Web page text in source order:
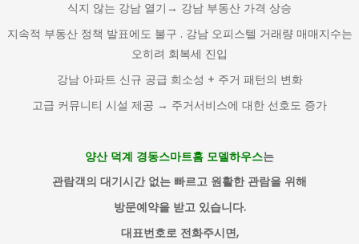
식지 않는 강남 열기→ 강남 부동산 가격 상승
지속적 부동산 정책 발표에도 불구 . 강남 오피스텔 거래량 매매지수는
오히려 회복세 진입
강남 아파트 신규 공급 희소성 + 주거 패턴의 변화
고급 커뮤니티 시설 제공 → 주거서비스에 대한 선호도 증가
양산 덕계 경동스마트홈 모델하우스는
관람객의 대기시간 없는 빠르고 원활한 관람을 위해
방문예약을 받고 있습니다.
대표번호로 전화주시면,